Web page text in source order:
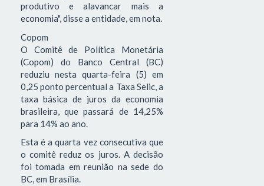
produtivo e alavancar mais a
economia", disse a entidade, em nota.
Copom
O Comitê de Política Monetária
(Copom) do Banco Central (BC)
reduziu nesta quarta-feira (5) em
0,25 ponto percentual a Taxa Selic, a
taxa básica de juros da economia
brasileira, que passará de 14,25%
para 14% ao ano.
Esta é a quarta vez consecutiva que
o comitê reduz os juros. A decisão
foi tomada em reunião na sede do
BC, em Brasília.